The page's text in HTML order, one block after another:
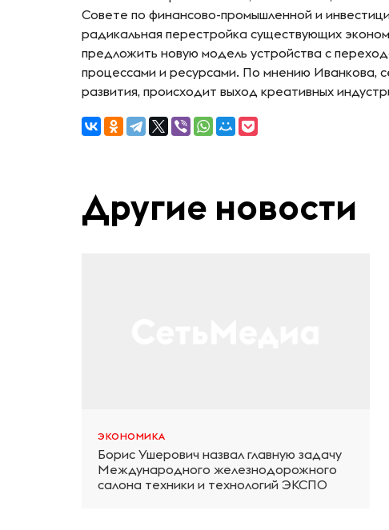
Совете по финансово-промышленной и
радикальная перестройка существующих
предложить новую модель устройства с
процессами и ресурсами. По мнению Иванкова,
развития, происходит выход креативных
Другие новости
ЭКОНОМИКА
Борис Ушерович назвал главную задачу
Международного железнодорожного
салона техники и технологий ЭКСПО